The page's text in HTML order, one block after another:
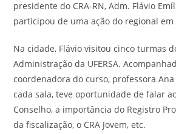
presidente do CRA-RN, Adm. Flávio
participou de uma ação do regional em
Na cidade, Flávio visitou cinco turmas
Administração da UFERSA.
coordenadora do curso, professora
cada sala, teve oportunidade de falar
Conselho, a importância do Registro
da fiscalização, o CRA Jovem, etc.